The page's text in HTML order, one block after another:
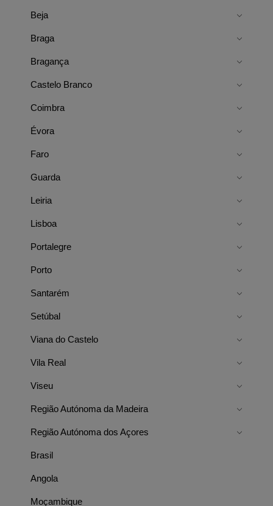
Beja
Braga
Bragança
Castelo Branco
Coimbra
Évora
Faro
Guarda
Leiria
Lisboa
Portalegre
Porto
Santarém
Setúbal
Viana do Castelo
Vila Real
Viseu
Região Autónoma da Madeira
Região Autónoma dos Açores
Brasil
Angola
Moçambique